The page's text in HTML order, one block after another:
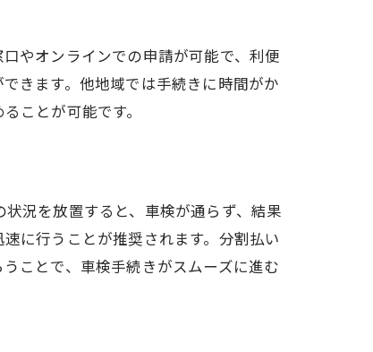
やオンラインでの申請が可能で、利便
きます。他地域では手続きに時間がか
ことが可能です。
況を放置すると、車検が通らず、結果
に行うことが推奨されます。分割払い
ことで、車検手続きがスムーズに進む